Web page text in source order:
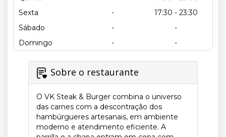
Sexta
-
17:30 - 23:30
Sábado
-
-
Domingo
- -
Sobre o restaurante
O VK Steak & Burger combina o universo
das carnes com a descontração dos
hambúrgueres artesanais, em ambiente
moderno e atendimento eficiente. A